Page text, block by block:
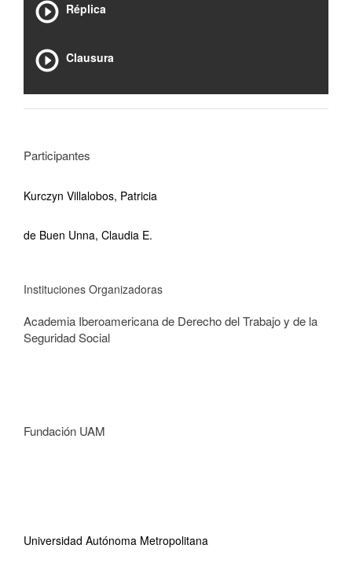
Réplica
Clausura
Participantes
Kurczyn Villalobos, Patricia
de Buen Unna, Claudia E.
Instituciones Organizadoras
Academia Iberoamericana de Derecho del Trabajo y de la
Seguridad Social
Fundación UAM
Universidad Autónoma Metropolitana